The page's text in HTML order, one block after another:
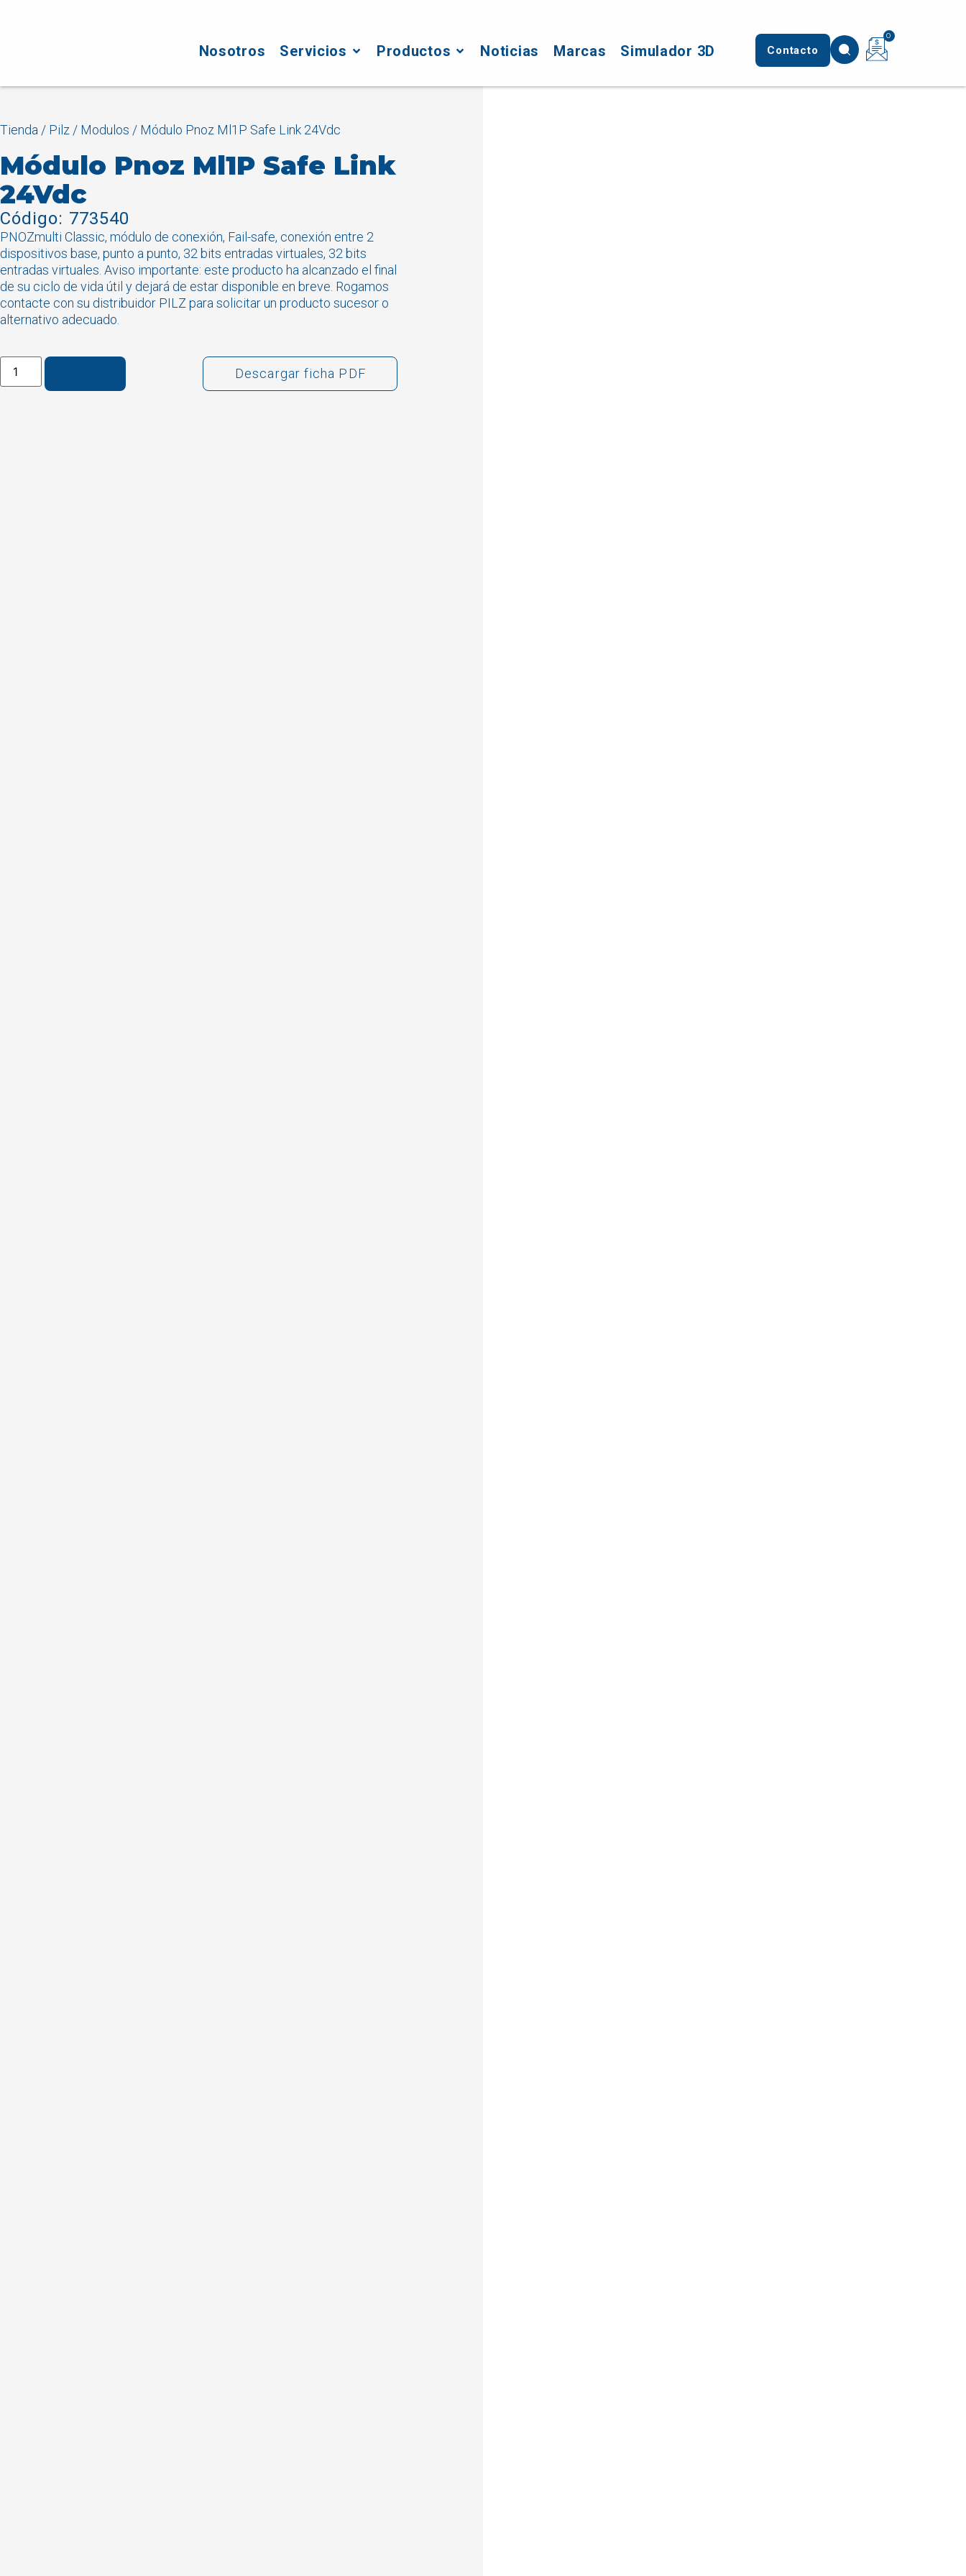
Nosotros Servicios Productos Noticias Marcas Simulador 3D Contacto
0
Tienda / Pilz / Modulos / Módulo Pnoz Ml1P Safe Link 24Vdc
Módulo Pnoz Ml1P Safe Link
24Vdc
Código: 773540
PNOZmulti Classic, módulo de conexión, Fail-safe, conexión entre 2
dispositivos base, punto a punto, 32 bits entradas virtuales, 32 bits
entradas virtuales. Aviso importante: este producto ha alcanzado el final
de su ciclo de vida útil y dejará de estar disponible en breve. Rogamos
contacte con su distribuidor PILZ para solicitar un producto sucesor o
alternativo adecuado.
Descargar ficha PDF